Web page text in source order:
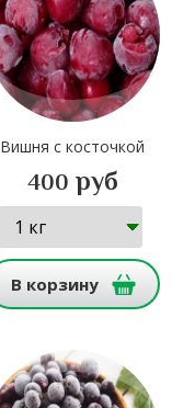
Вишня с косточкой
400 руб
В корзину